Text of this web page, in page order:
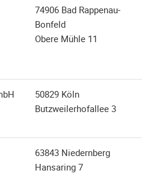
74906 Bad Rappenau-
Bonfeld
Obere Mühle 11
50829 Köln
Butzweilerhofallee 3
63843 Niedernberg
Hansaring 7